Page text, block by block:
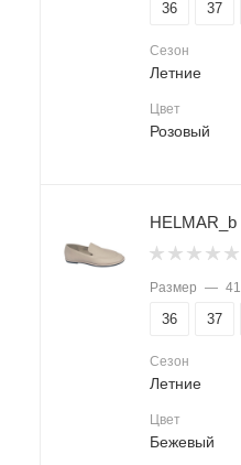
36 37
Сезон
Летние
Цвет
Розовый
HELMAR_b
Размер — 41
36 37
Сезон
Летние
Цвет
Бежевый